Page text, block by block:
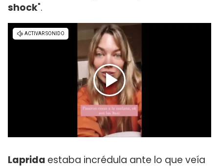
shock".
Laprida estaba incrédula ante lo que veía